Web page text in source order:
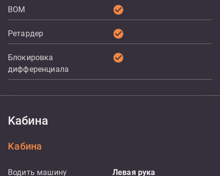
ВОМ check_circle
Ретардер check_circle
Блокировка
дифференциала
check_circle
Kабина
Kабина
Водить машину Левая рука